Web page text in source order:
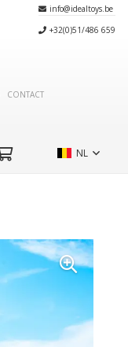
info@idealtoys.be
+32(0)51/486 659
CONTACT
NL